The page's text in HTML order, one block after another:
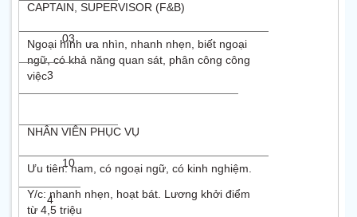
CAPTAIN, SUPERVISOR (F&B)
03
Ngoại hình ưa nhìn, nhanh nhẹn, biết ngoại
ngữ, có khả năng quan sát, phân công công
việc.3
NHÂN VIÊN PHỤC VỤ
10
Ưu tiên: nam, có ngoại ngữ, có kinh nghiệm.
Y/c: nhanh nhẹn, hoạt bát. Lương khởi điểm
từ 4,5 triệu
4